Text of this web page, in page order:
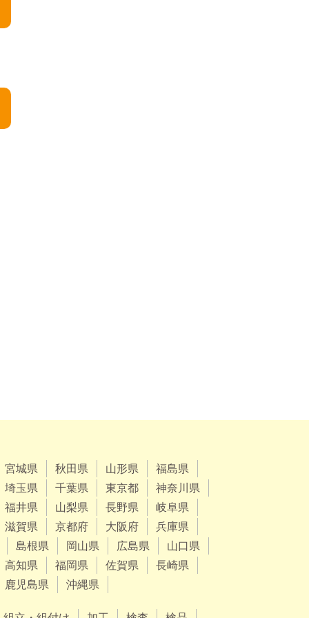
宮城県 秋田県 山形県
福島県
埼玉県
千葉県 東京都
神奈川県
福井県
山梨県 長野県
岐阜県
滋賀県
京都府 大阪府
兵庫県
島根県
岡山県 広島県
山口県
高知県
福岡県 佐賀県
長崎県
鹿児島県
沖縄県